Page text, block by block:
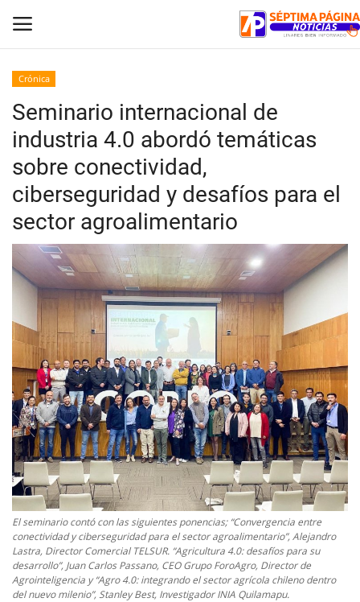
Inicio
Crónica
Policial
Tribunales
Deporte
Política
Espectáculos
Crónica
Seminario internacional de
industria 4.0 abordó temáticas
sobre conectividad,
ciberseguridad y desafíos para el
sector agroalimentario
El seminario contó con las siguientes ponencias; “Convergencia entre
conectividad y ciberseguridad para el sector agroalimentario”, Alejandro
Lastra, Director Comercial TELSUR. “Agricultura 4.0: desafíos para su
desarrollo”, Juan Carlos Passano, CEO Grupo ForoAgro, Director de
Agrointeligencia y “Agro 4.0: integrando el sector agrícola chileno dentro
del nuevo milenio”, Stanley Best, Investigador INIA Quilamapu.